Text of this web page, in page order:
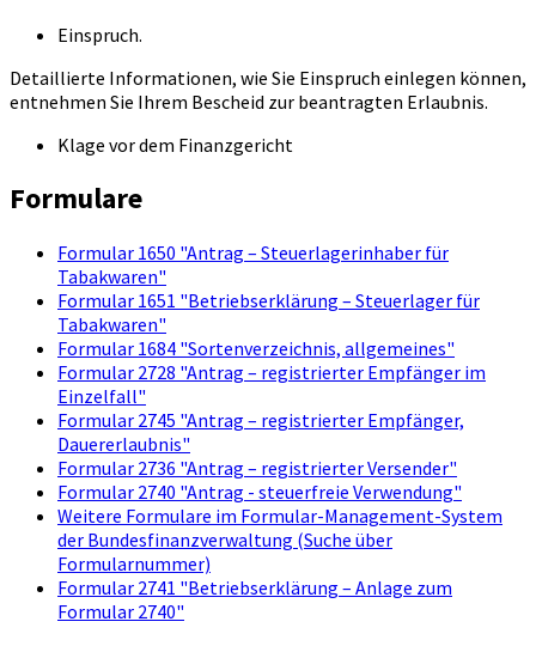
Einspruch.
Detaillierte Informationen, wie Sie Einspruch einlegen können,
entnehmen Sie Ihrem Bescheid zur beantragten Erlaubnis.
Klage vor dem Finanzgericht
Formulare
Formular 1650 "Antrag – Steuerlagerinhaber für
Tabakwaren"
Formular 1651 "Betriebserklärung – Steuerlager für
Tabakwaren"
Formular 1684 "Sortenverzeichnis, allgemeines"
Formular 2728 "Antrag – registrierter Empfänger im
Einzelfall"
Formular 2745 "Antrag – registrierter Empfänger,
Dauererlaubnis"
Formular 2736 "Antrag – registrierter Versender"
Formular 2740 "Antrag - steuerfreie Verwendung"
Weitere Formulare im Formular-Management-System
der Bundesfinanzverwaltung (Suche über
Formularnummer)
Formular 2741 "Betriebserklärung – Anlage zum
Formular 2740"